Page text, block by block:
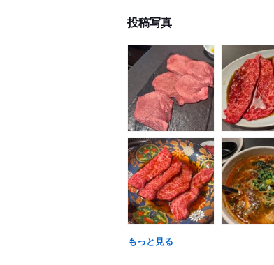
投稿写真
もっと見る